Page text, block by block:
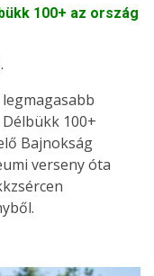
100+ az ország
100+
Bajnokság
verseny óta